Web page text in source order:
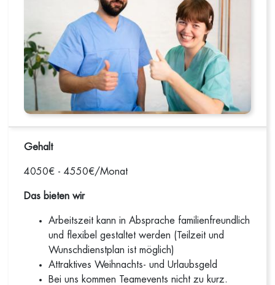
Gehalt
4050€ - 4550€/Monat
Das bieten wir
Arbeitszeit kann in Absprache familienfreundlich
und flexibel gestaltet werden (Teilzeit und
Wunschdienstplan ist möglich)
Attraktives Weihnachts- und Urlaubsgeld
Bei uns kommen Teamevents nicht zu kurz.